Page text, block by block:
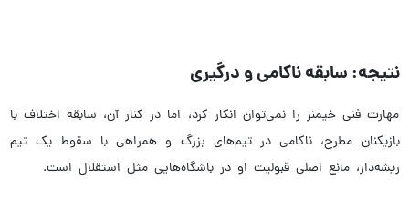
نتیجه: سابقه ناکامی و درگیری
مهارت فنی خیمنز را نمی‌توان انکار کرد، اما در کنار آن، سابقه اختلاف با
بازیکنان مطرح، ناکامی در تیم‌های بزرگ و همراهی با سقوط یک تیم
ریشه‌دار، مانع اصلی قبولیت او در باشگاه‌هایی مثل استقلال است.